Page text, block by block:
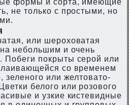
формы и сорта, имеющие
не только с простыми, но
или шероховатая
небольшим и очень
Побеги покрыты серой или
со временем
зеленого или желтовато-
белого или розового
и узкие кистевидные